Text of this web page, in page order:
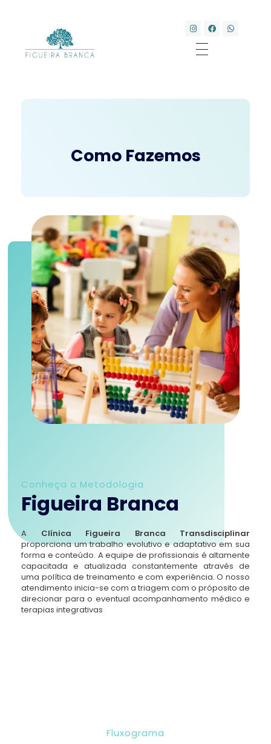
Como Fazemos
Conheça a Metodologia
Figueira Branca
A Clínica Figueira Branca Transdisciplinar
proporciona um trabalho evolutivo e adaptativo em sua
forma e conteúdo. A equipe de profissionais é altamente
capacitada e atualizada constantemente através de
uma política de treinamento e com experiência. O nosso
atendimento inicia-se com a triagem com o próposito de
direcionar para o eventual acompanhamento médico e
terapias integrativas
Fluxograma